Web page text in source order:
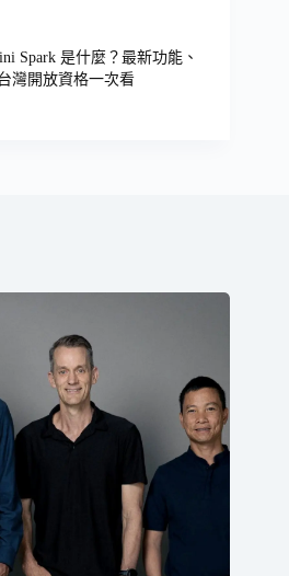
Spark 是什麼？最新功能、
灣開放資格一次看